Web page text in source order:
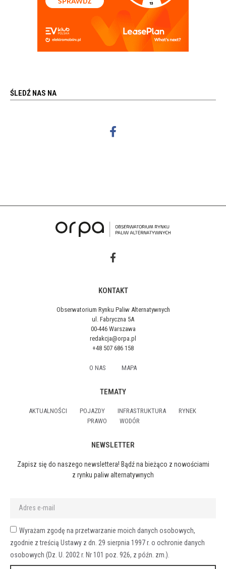
ŚLEDŹ NAS NA
KONTAKT
Obserwatorium Rynku Paliw Alternatywnych
ul. Fabryczna 5A
00-446 Warszawa
redakcja@orpa.pl
+48 507 686 158
O NAS MAPA
TEMATY
AKTUALNOŚCI POJAZDY INFRASTRUKTURA
RYNEK
PRAWO
WODÓR
NEWSLETTER
Zapisz się do naszego newslettera! Bądź na bieżąco z nowościami
z rynku paliw alternatywnych
Wyrażam zgodę na przetwarzanie moich danych osobowych,
zgodnie z treścią Ustawy z dn. 29 sierpnia 1997 r. o ochronie danych
osobowych (Dz. U. 2002 r. Nr 101 poz. 926, z późn. zm.).